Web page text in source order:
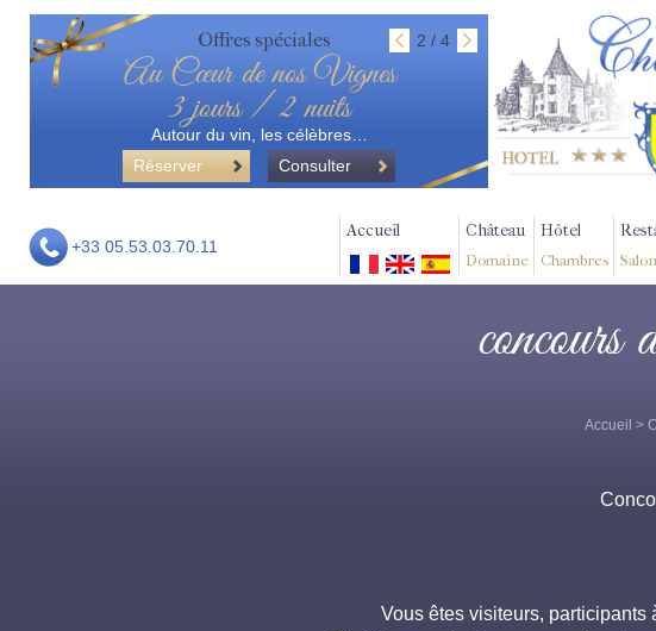
Offres spéciales 2 / 4
Au Cœur de nos Vignes
3 jours / 2 nuits
Autour du vin, les célèbres…
Réserver
Consulter
+33 05.53.03.70.11
Accueil Château
Domaine
Hôtel
Chambres Salon
concours
Accueil >
Vous êtes visiteurs,